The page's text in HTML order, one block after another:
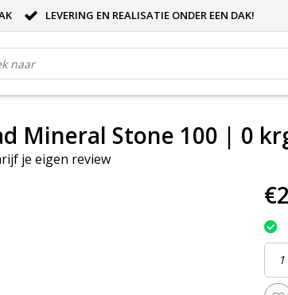
LEVERING EN REALISATIE ONDER EEN DAK!
Mineral Stone 100 | 0
je eigen review